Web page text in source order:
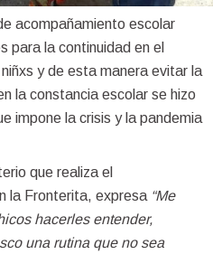
acompañamiento escolar
para la continuidad en el
y de esta manera evitar la
la constancia escolar se hizo
impone la crisis y la pandemia
que realiza el
la Fronterita, expresa “Me
hacerles entender,
una rutina que no sea